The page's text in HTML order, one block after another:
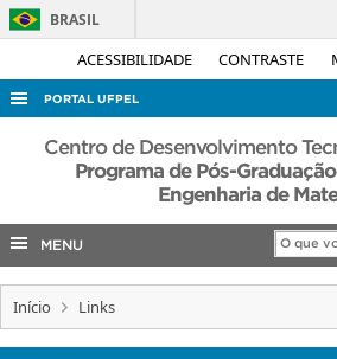
ACESSIBILIDADE CONTRASTE
BRASIL
PORTAL UFPEL
ACESSO À INFORMAÇÃO
AUDITORIA
EDITAIS
Centro de Desenvolvimento
Programa de Pós-
Engenharia de
MENU
Início Links